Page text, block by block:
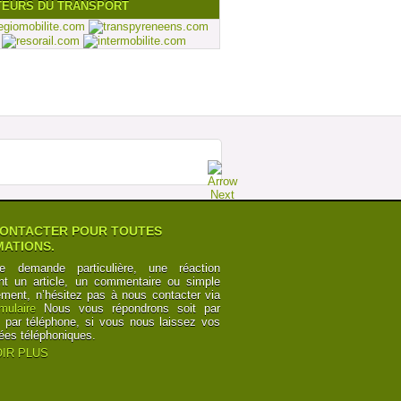
DU TRANSPORT
POUR TOUTES
demande particulière, une réaction
un article, un commentaire ou simple
n’hésitez pas à nous contacter via
Nous vous répondrons soit par
par téléphone, si vous nous laissez vos
téléphoniques.
PLUS